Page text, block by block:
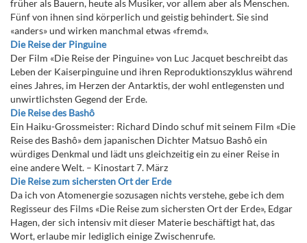
früher als Bauern, heute als Musiker, vor allem aber als Menschen.
Fünf von ihnen sind körperlich und geistig behindert. Sie sind
«anders» und wirken manchmal etwas «fremd».
Die Reise der Pinguine
Der Film «Die Reise der Pinguine» von Luc Jacquet beschreibt das
Leben der Kaiserpinguine und ihren Reproduktionszyklus während
eines Jahres, im Herzen der Antarktis, der wohl entlegensten und
unwirtlichsten Gegend der Erde.
Die Reise des Bashô
Ein Haiku-Grossmeister: Richard Dindo schuf mit seinem Film «Die
Reise des Bashô» dem japanischen Dichter Matsuo Bashô ein
würdiges Denkmal und lädt uns gleichzeitig ein zu einer Reise in
eine andere Welt. – Kinostart 7. März
Die Reise zum sichersten Ort der Erde
Da ich von Atomenergie sozusagen nichts verstehe, gebe ich dem
Regisseur des Films «Die Reise zum sichersten Ort der Erde», Edgar
Hagen, der sich intensiv mit dieser Materie beschäftigt hat, das
Wort, erlaube mir lediglich einige Zwischenrufe.